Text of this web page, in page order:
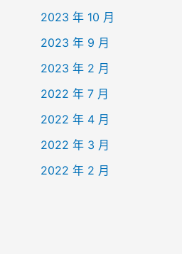
2023 年 10 月
2023 年 9 月
2023 年 2 月
2022 年 7 月
2022 年 4 月
2022 年 3 月
2022 年 2 月